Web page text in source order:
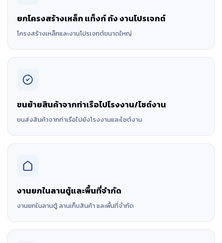
ยกโครงสร้างเหล็ก แท็งก์ ถัง งานโปรเจกต์
โครงสร้างเหล็กและงานโปรเจกต์ขนาดใหญ่
ขนย้ายสินค้าจากท่าเรือไปโรงงาน/ไซต์งาน
ขนส่งสินค้าจากท่าเรือไปยังโรงงานและไซต์งาน
งานยกในลานตู้และพื้นที่จำกัด
งานยกในลานตู้ ลานเก็บสินค้า และพื้นที่จำกัด